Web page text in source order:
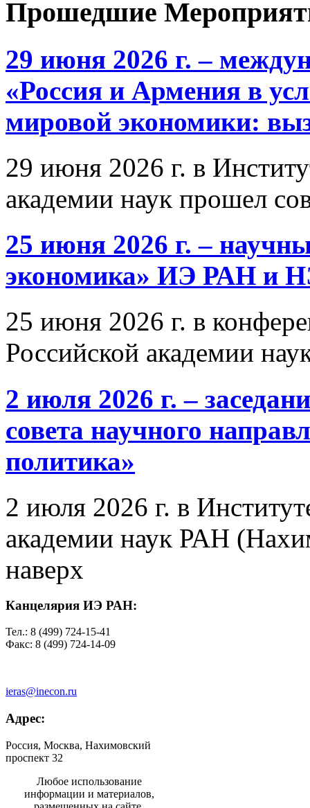
Прошедшие
29 июня 2026 г. –
«Россия и Армения в
мировой экономики:
29 июня 2026 г. в
академии наук прошел
25 июня 2026 г. –
экономика» ИЭ РАН и
25 июня 2026 г. в
Российской академии
2 июля 2026 г. –
совета научного
политика»
2 июля 2026 г. в
академии наук РАН
наверх
Канцелярия ИЭ РАН:
Тел.: 8 (499) 724-15-41
Факс: 8 (499) 724-14-09
ieras@inecon.ru
Адрес:
Россия, Москва, Нахимовский
проспект 32
Любое использование
информации и материалов,